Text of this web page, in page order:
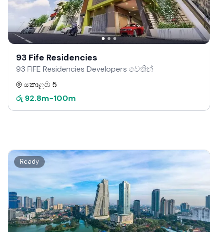
93 Fife Residencies
93 FIFE Residencies Developers වෙතින්
කොළඹ 5
රු 92.8m-100m
Ready